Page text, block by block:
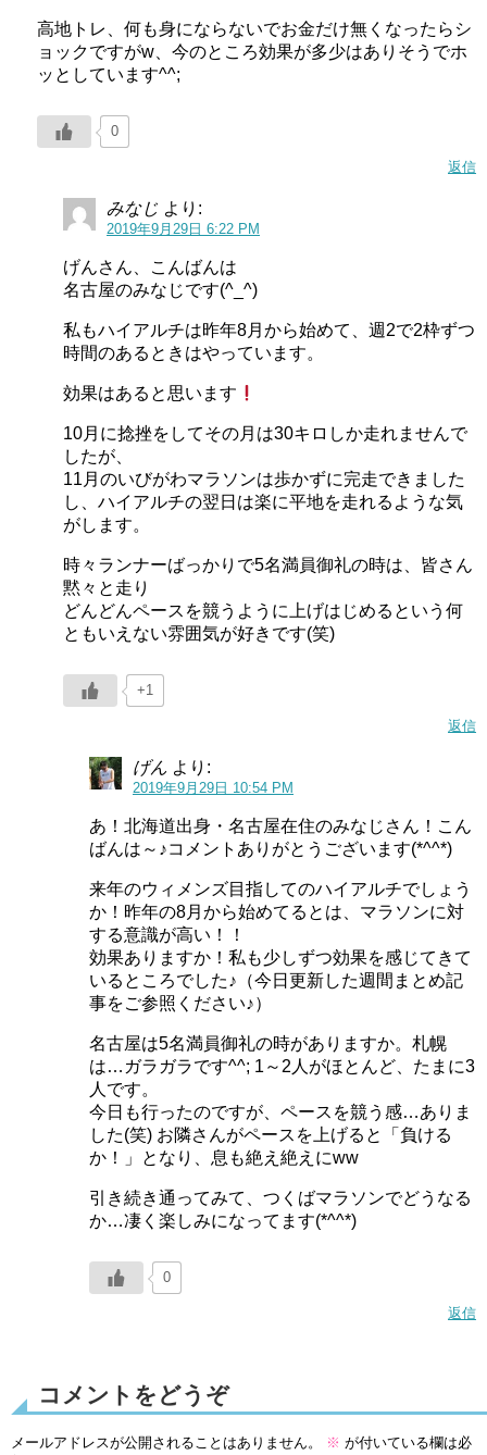
高地トレ、何も身にならないでお金だけ無くなったらシ
ョックですがw、今のところ効果が多少はありそうでホ
ッとしています^^;
0
返信
みなじ より:
2019年9月29日 6:22 PM
げんさん、こんばんは
名古屋のみなじです(^_^)
私もハイアルチは昨年8月から始めて、週2で2枠ずつ
時間のあるときはやっています。
効果はあると思います
10月に捻挫をしてその月は30キロしか走れませんで
したが、
11月のいびがわマラソンは歩かずに完走できました
し、ハイアルチの翌日は楽に平地を走れるような気
がします。
時々ランナーばっかりで5名満員御礼の時は、皆さん
黙々と走り
どんどんペースを競うように上げはじめるという何
ともいえない雰囲気が好きです(笑)
+1
返信
げん より:
2019年9月29日 10:54 PM
あ！北海道出身・名古屋在住のみなじさん！こん
ばんは～♪コメントありがとうございます(*^^*)
来年のウィメンズ目指してのハイアルチでしょう
か！昨年の8月から始めてるとは、マラソンに対
する意識が高い！！
効果ありますか！私も少しずつ効果を感じてきて
いるところでした♪（今日更新した週間まとめ記
事をご参照ください♪）
名古屋は5名満員御礼の時がありますか。札幌
は…ガラガラです^^; 1～2人がほとんど、たまに3
人です。
今日も行ったのですが、ペースを競う感…ありま
した(笑) お隣さんがペースを上げると「負ける
か！」となり、息も絶え絶えにww
引き続き通ってみて、つくばマラソンでどうなる
か…凄く楽しみになってます(*^^*)
0
返信
コメントをどうぞ
メールアドレスが公開されることはありません。 ※ が付いている欄は必